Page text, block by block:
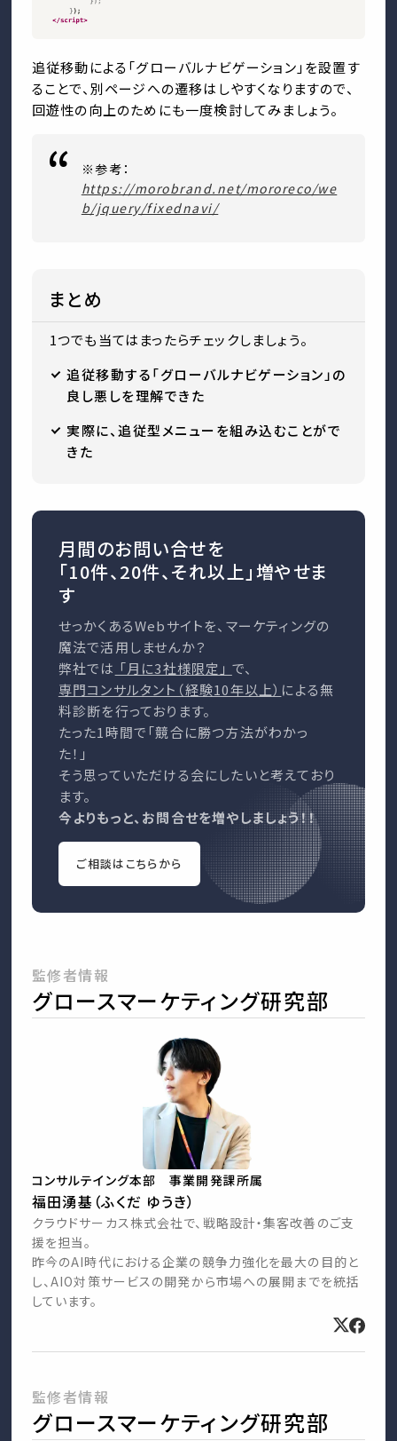
追従移動による「グローバルナビゲーション」を設置す
ることで、別ページへの遷移はしやすくなりますので、
回遊性の向上のためにも一度検討してみましょう。
※参考：
https://morobrand.net/mororeco/we
b/jquery/fixednavi/
まとめ
1つでも当てはまったらチェックしましょう。
追従移動する「グローバルナビゲーション」の
良し悪しを理解できた
実際に、追従型メニューを組み込むことがで
きた
月間のお問い合せを
「10件、20件、それ以上」増やせま
す
せっかくあるWebサイトを、マーケティングの
魔法で活用しませんか？
弊社では 「月に3社様限定」 で、
専門コンサルタント（経験10年以上） による無
料診断を行っております。
たった1時間で「競合に勝つ方法がわかっ
た！」
そう思っていただける会にしたいと考えており
ます。
今よりもっと、お問合せを増やしましょう！！
ご相談はこちらから
監修者情報
グロースマーケティング研究部
コンサルテイング本部 事業開発課所属
福田湧基（ふくだ ゆうき）
クラウドサーカス株式会社で、戦略設計・集客改善のご支
援を担当。
昨今のAI時代における企業の競争力強化を最大の目的と
し、AIO対策サービスの開発から市場への展開までを統括
しています。
監修者情報
グロースマーケティング研究部